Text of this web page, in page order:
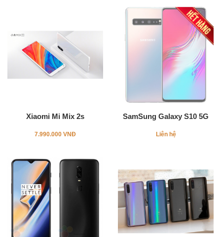
Xiaomi Mi Mix 2s
7.990.000 VNĐ
SamSung Galaxy S10 5G
Liên hệ